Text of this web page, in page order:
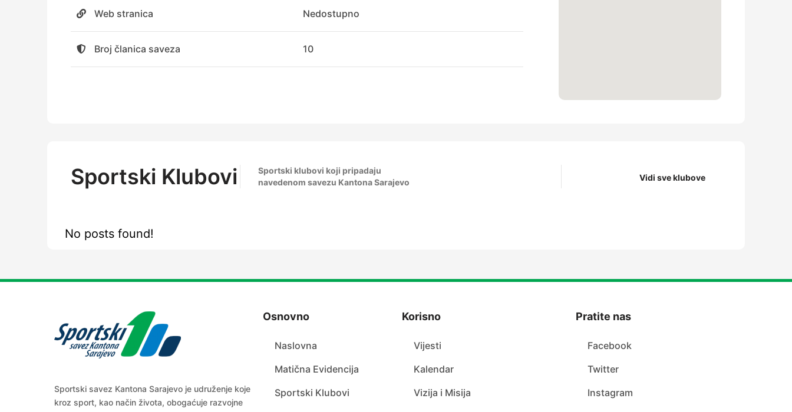
Web stranica Nedostupno
Broj članica saveza 10
Sportski Klubovi
Sportski klubovi koji pripadaju
navedenom savezu Kantona Sarajevo
Vidi sve klubove
No posts found!
Sportski savez Kantona Sarajevo je udruženje koje
kroz sport, kao način života, obogaćuje razvojne
Osnovno
Naslovna
Matična Evidencija
Sportski Klubovi
Korisno
Vijesti
Kalendar
Vizija i Misija
Pratite nas
Facebook
Twitter
Instagram